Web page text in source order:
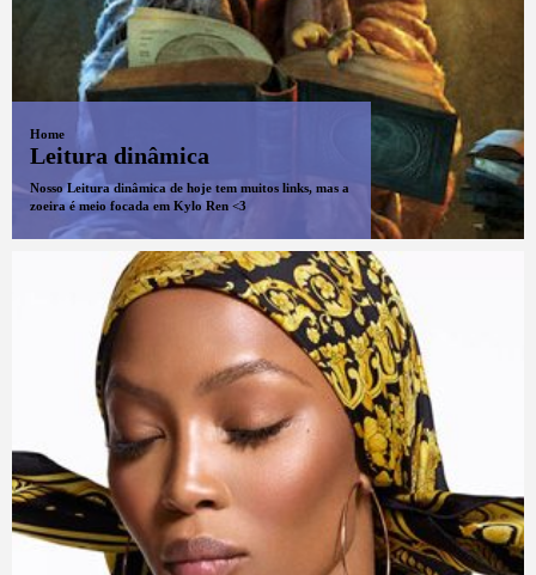
Home
Leitura dinâmica
Nosso Leitura dinâmica de hoje tem muitos links, mas a
zoeira é meio focada em Kylo Ren <3